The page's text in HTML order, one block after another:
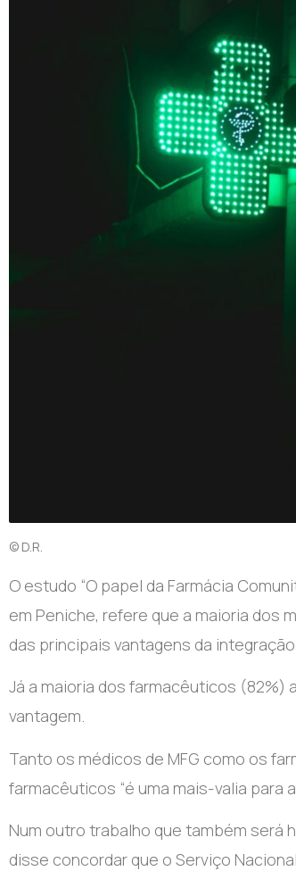
© D.R.
O estudo “O papel da Farmácia
em Peniche, refere que a maioria dos
das principais vantagens da
Já a maioria dos farmacêuticos
vantagem.
Tanto os médicos de MFG como os
farmacêuticos “é uma mais-valia para
Num outro trabalho que também será
disse concordar que o Serviço